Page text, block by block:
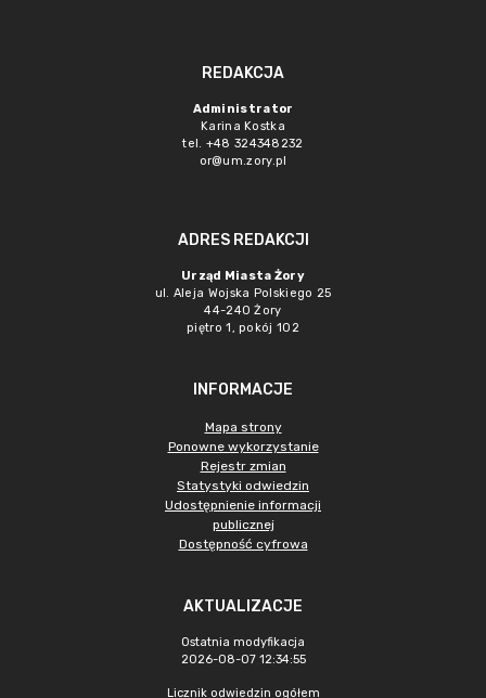
REDAKCJA
Administrator
Karina Kostka
tel. +48 324348232
or@um.zory.pl
ADRES REDAKCJI
Urząd Miasta Żory
ul. Aleja Wojska Polskiego 25
44-240 Żory
piętro 1, pokój 102
INFORMACJE
Mapa strony
Ponowne wykorzystanie
Rejestr zmian
Statystyki odwiedzin
Udostępnienie informacji
publicznej
Dostępność cyfrowa
AKTUALIZACJE
Ostatnia modyfikacja
2026-08-07 12:34:55
Licznik odwiedzin ogółem